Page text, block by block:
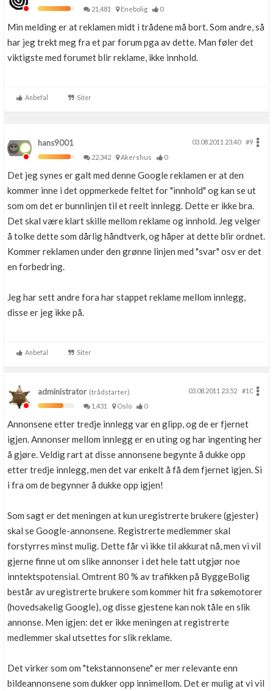
21,481
Enebolig 0
Min melding er at reklamen midt i trådene må bort. Som andre, så
har jeg trekt meg fra et par forum pga av dette. Man føler det
viktigste med forumet blir reklame, ikke innhold.
Anbefal Siter
hans9001 03.08.2011 23.40
#9
22,342
Akershus 0
Det jeg synes er galt med denne Google reklamen er at den
kommer inne i det oppmerkede feltet for "innhold" og kan se ut
som om det er bunnlinjen til et reelt innlegg. Dette er ikke bra.
Det skal være klart skille mellom reklame og innhold. Jeg velger
å tolke dette som dårlig håndtverk, og håper at dette blir ordnet.
Kommer reklamen under den grønne linjen med "svar" osv er det
en forbedring.
Jeg har sett andre fora har stappet reklame mellom innlegg,
disse er jeg ikke på.
Anbefal Siter
administrator(trådstarter) 03.08.2011 23.52
#10
1,431
Oslo 0
Annonsene etter tredje innlegg var en glipp, og de er fjernet
igjen. Annonser mellom innlegg er en uting og har ingenting her
å gjøre. Veldig rart at disse annonsene begynte å dukke opp
etter tredje innlegg, men det var enkelt å få dem fjernet igjen. Si
i fra om de begynner å dukke opp igjen!
Som sagt er det meningen at kun uregistrerte brukere (gjester)
skal se Google-annonsene. Registrerte medlemmer skal
forstyrres minst mulig. Dette får vi ikke til akkurat nå, men vi vil
gjerne finne ut om slike annonser i det hele tatt utgjør noe
inntektspotensial. Omtrent 80 % av trafikken på ByggeBolig
består av uregistrerte brukere som kommer hit fra søkemotorer
(hovedsakelig Google), og disse gjestene kan nok tåle en slik
annonse. Men igjen: det er ikke meningen at registrerte
medlemmer skal utsettes for slik reklame.
Det virker som om "tekstannonsene" er mer relevante enn
bildeannonsene som dukker opp innimellom. Det er mulig at vi vil